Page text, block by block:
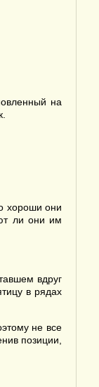
на
хороши они
ли они им
вдруг
в рядах
не все
позиции,